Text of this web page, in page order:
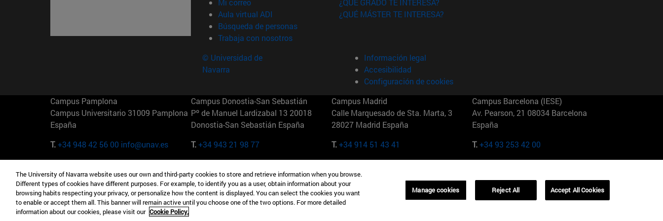
Mi correo
Aula virtual ADI (abre en nueva ventana)
Búsqueda de personas(abre en nueva ventana)
Trabaja con nosotros(abre en nueva ventana)
¿QUÉ GRADO TE INTERESA?
¿QUÉ MÁSTER TE INTERESA?
© Universidad de
Navarra
Información legal
Accesibilidad
Configuración de cookies
Campus Pamplona
Campus Universitario 31009 Pamplona
España
T.+34 948 42 56 00 info@unav.es
Campus Donostia-San Sebastián
Pº de Manuel Lardizabal 13 20018
Donostia-San Sebastián España
T.+34 943 21 98 77
Campus Madrid
Calle Marquesado de Sta. Marta, 3
28027 Madrid España
T.+34 914 51 43 41
Campus Barcelona (IESE)
Av. Pearson, 21 08034 Barcelona
España
T.+34 93 253 42 00
Camino del Cerro Águila 3 28023
Madrid España
T.+34 912 11 30 00
165 W 57th St 10019-2201 Nueva York
EE.UU
T.+1 646 346 8850
Maria-Theresia-Straße 15 81675
Múnich Alemania
T.+49 89 24209790
01321001 Bela Vista Brasil
The University of Navarra website uses our own and third-party cookies to store and retrieve information when you browse.
Different types of cookies have different purposes. For example, to identify you as a user, obtain information about your
browsing habits respecting your privacy, or personalize how the content is displayed. You can select the cookies you want
to enable or accept them all. This banner will remain active until you choose one of the two options. For more detailed
information about our cookies, please visit our Cookie Policy.
Manage cookies Reject All Accept All Cookies